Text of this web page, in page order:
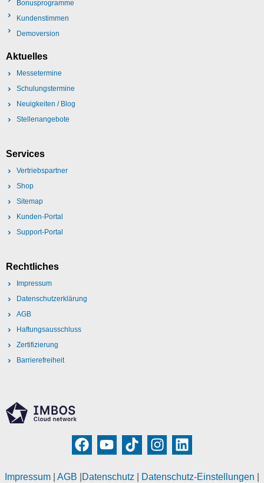
Bonusprogramme
Kundenstimmen
Demoversion
Aktuelles
Messetermine
Schulungstermine
Neuigkeiten / Blog
Stellenangebote
Services
Vertriebspartner
Shop
Sitemap
Kunden-Portal
Support-Portal
Rechtliches
Impressum
Datenschutzerklärung
AGB
Haftungsausschluss
Zertifizierung
Barrierefreiheit
Impressum AGB Datenschutz Datenschutz-Einstellungen